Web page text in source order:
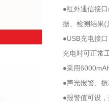
●红外通信接
据、检测结果(
●USB充电接
充电时可正常
●采用
●声光报警、
●报警值可设